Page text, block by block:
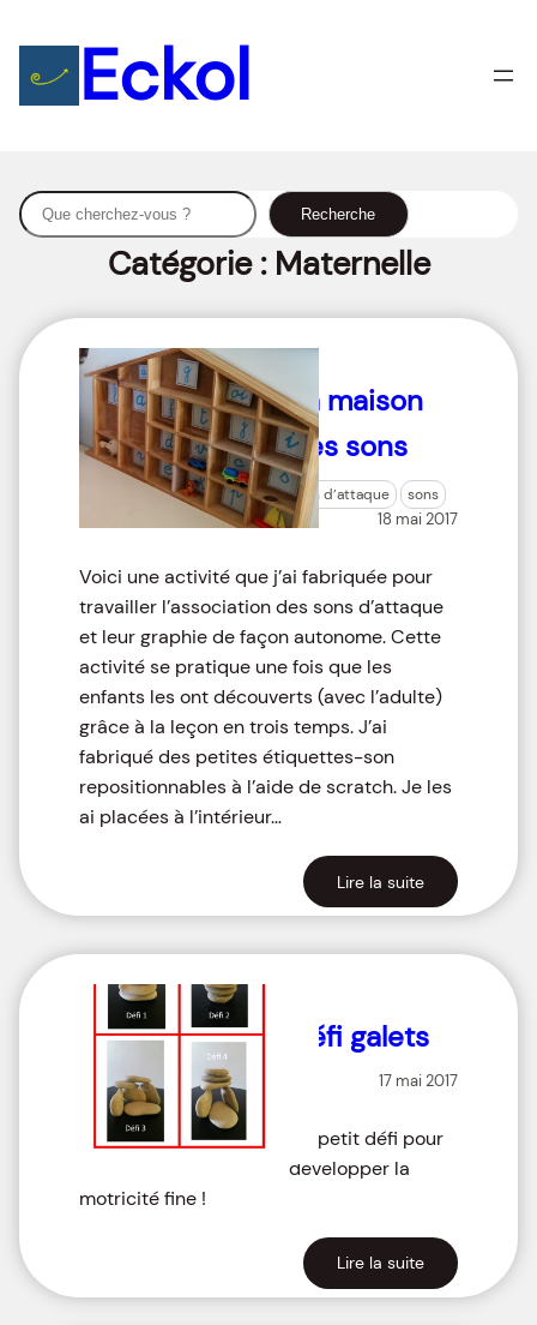
Eckol
S
e
h
Recherche
Catégorie : Maternelle
La maison
des sons
son d’attaque sons
18 mai 2017
Voici une activité que j’ai fabriquée pour
travailler l’association des sons d’attaque
et leur graphie de façon autonome. Cette
activité se pratique une fois que les
enfants les ont découverts (avec l’adulte)
grâce à la leçon en trois temps. J’ai
fabriqué des petites étiquettes-son
repositionnables à l’aide de scratch. Je les
ai placées à l’intérieur…
Lire la suite
Défi galets
17 mai 2017
Un petit défi pour
développer la
motricité fine !
Lire la suite